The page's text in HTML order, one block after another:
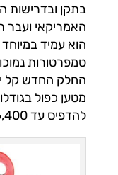
בתקן ובדרישות
הוא עמיד
טמפרטורות
מטען כפול
להדפיס עד 6,400 חלקים בחודש במדפסת אחת.